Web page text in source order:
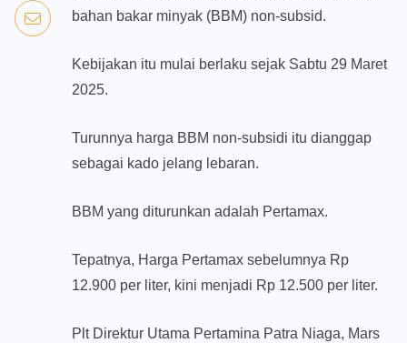
bahan bakar minyak (BBM) non-subsid.
Kebijakan itu mulai berlaku sejak Sabtu 29 Maret
2025.
Turunnya harga BBM non-subsidi itu dianggap
sebagai kado jelang lebaran.
BBM yang diturunkan adalah Pertamax.
Tepatnya, Harga Pertamax sebelumnya Rp
12.900 per liter, kini menjadi Rp 12.500 per liter.
Plt Direktur Utama Pertamina Patra Niaga, Mars